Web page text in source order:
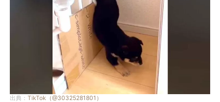
出典： TikTok（@30325281801）